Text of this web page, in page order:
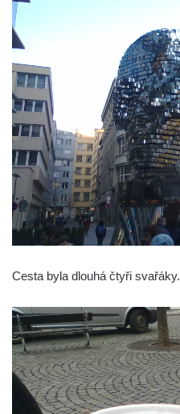
Cesta byla dlouhá čtyři svařáky.